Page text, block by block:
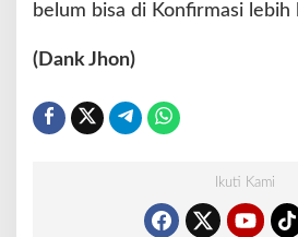
belum bisa di Konfirmasi lebih
(Dank Jhon)
Ikuti Kami